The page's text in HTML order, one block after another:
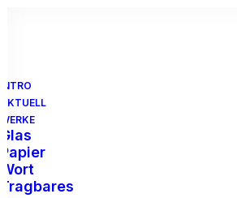
INTRO
AKTUELL
WERKE
Glas
Papier
Wort
Tragbares
AKTUELL
Ausstellungseröffnung